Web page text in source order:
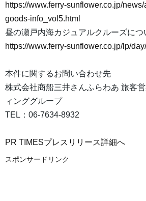
https://www.ferry-sunflower.co.jp/
goods-info_vol5.html
昼の瀬戸内海カジュアルクルーズに
https://www.ferry-sunflower.co.jp/lp/day/
本件に関するお問い合わせ先
株式会社商船三井さんふらわあ 旅客
ィンググループ
TEL：06-7634-8932
PR TIMESプレスリリース詳細へ
スポンサードリンク